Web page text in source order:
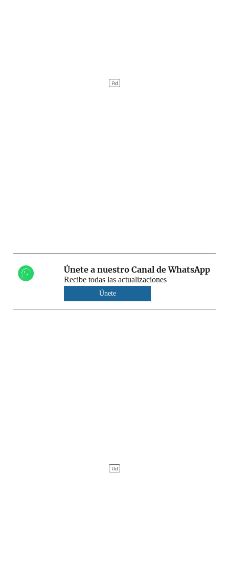
Únete a nuestro Canal de WhatsApp
Recibe todas las actualizaciones
Únete